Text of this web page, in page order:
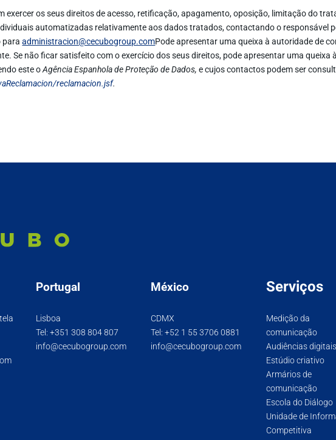
exercer os seus direitos de acesso, retificação, apagamento, oposição, limitação do
automatizadas relativamente aos dados tratados, contactando o responsável
paraadministracion@cecubogroup.comPode apresentar uma queixa à autoridade de
Se não ficar satisfeito com o exercício dos seus direitos, pode apresentar uma
este oAgência Espanhola de Proteção de Dados,e cujos contactos podem ser
reclamacion.jsf.
Portugal
Lisboa
Tel:+351 308 804 807
info@cecubogroup.com
México
CDMX
Tel:+52 1 55 3706 0881
info@cecubogroup.com
Serviços
Medição da
comunicação
Audiências digitais
Estúdio criativo
Armários de
comunicação
Escola do Diálogo
Unidade de
Competitiva